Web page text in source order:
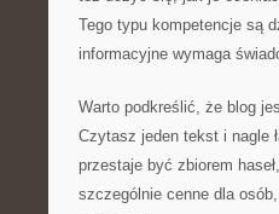
Tego typu kompetencje są
informacyjne wymaga
Warto podkreślić, że blog
Czytasz jeden tekst i nagle
przestaje być zbiorem
szczególnie cenne dla